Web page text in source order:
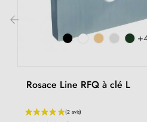
Rosace Line RFQ à clé L